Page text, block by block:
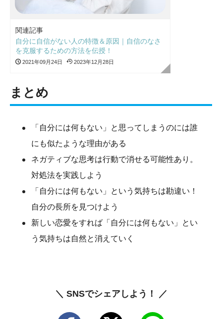
関連記事
自分に自信がない人の特徴＆原因｜自信のなさ
を克服するための方法を伝授！
2021年09月24日 2023年12月28日
まとめ
「自分には何もない」と思ってしまうのには誰
にも似たような理由がある
ネガティブな思考は行動で消せる可能性あり。
対処法を実践しよう
「自分には何もない」という気持ちは勘違い！
自分の長所を見つけよう
新しい恋愛をすれば「自分には何もない」とい
う気持ちは自然と消えていく
＼ SNSでシェアしよう！ ／